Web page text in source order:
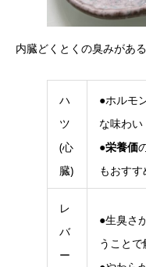
内臓どくとくの臭みがあ
ハ
ツ
(心
臓)
●ホルモ
な味わい
●栄養価
もおすす
レ
バ
ー
●生臭さ
うこと